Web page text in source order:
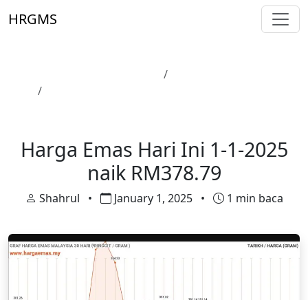
HRGMS
Harga Emas Hari Ini 1-1-2025
naik RM378.79
Shahrul • January 1, 2025 • 1 min baca